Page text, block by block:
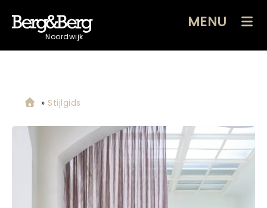
Noordwijk
MENU
» Stijlgids